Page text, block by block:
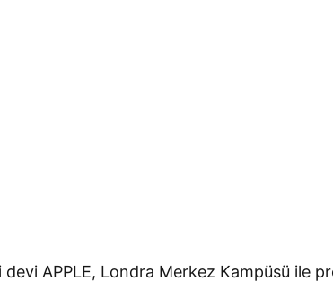
APPLE, Londra Merkez Kampüsü ile